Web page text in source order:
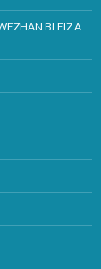
BLEIZ A